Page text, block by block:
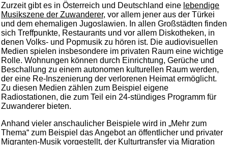
Zurzeit gibt es in Österreich und Deutschland eine lebendige
Musikszene der Zuwanderer, vor allem jener aus der Türkei
und dem ehemaligen Jugoslawien. In allen Großstädten finden
sich Treffpunkte, Restaurants und vor allem Diskotheken, in
denen Volks- und Popmusik zu hören ist. Die audiovisuellen
Medien spielen insbesondere im privaten Raum eine wichtige
Rolle. Wohnungen können durch Einrichtung, Gerüche und
Beschallung zu einem autonomen kulturellen Raum werden,
der eine Re-Inszenierung der verlorenen Heimat ermöglicht.
Zu diesen Medien zählen zum Beispiel eigene
Radiostationen, die zum Teil ein 24-stündiges Programm für
Zuwanderer bieten.
Anhand vieler anschaulicher Beispiele wird in „Mehr zum
Thema“ zum Beispiel das Angebot an öffentlicher und privater
Migranten-Musik vorgestellt, der Kulturtransfer via Migration